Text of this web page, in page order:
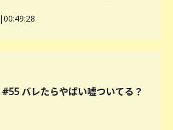
|00:49:28
#55 バレたらやばい嘘ついてる？